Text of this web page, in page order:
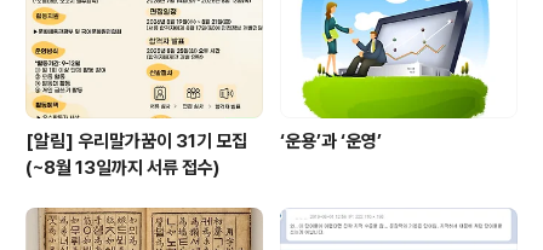
땋은 머리를 양쪽으로 갈라 뿔 모양으로 동여매기도 했는
데, 그 모습을 ‘총각’이라..
[알림] 우리말가꿈이 31기 모집
(~8월 13일까지 서류 접수)
‘운용’과 ‘운영’